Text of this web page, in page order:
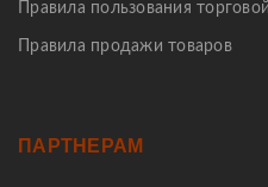
Правила пользования
Правила продажи товаров
ПАРТНЕРАМ